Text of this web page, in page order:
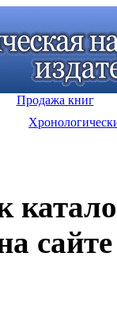
Продажа книг